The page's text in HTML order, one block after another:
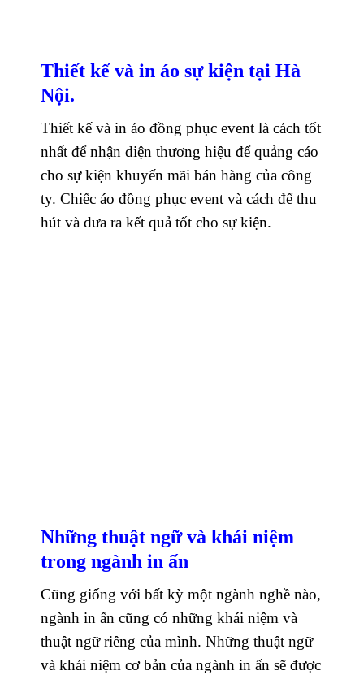
Thiết kế và in áo sự kiện tại Hà
Nội.
Thiết kế và in áo đồng phục event là cách tốt
nhất để nhận diện thương hiệu để quảng cáo
cho sự kiện khuyến mãi bán hàng của công
ty. Chiếc áo đồng phục event và cách để thu
hút và đưa ra kết quả tốt cho sự kiện.
Những thuật ngữ và khái niệm
trong ngành in ấn
Cũng giống với bất kỳ một ngành nghề nào,
ngành in ấn cũng có những khái niệm và
thuật ngữ riêng của mình. Những thuật ngữ
và khái niệm cơ bản của ngành in ấn sẽ được